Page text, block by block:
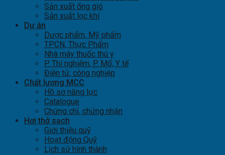
Sản xuất ống gió
Sản xuất lọc khí
Dự án
Dược phẩm, Mỹ phẩm
TPCN, Thực Phẩm
Nhà máy thuốc thú y
P. Thí nghiệm, P. Mổ, Y tế
Điện tử, công nghiệp
Chất lượng MCC
Hồ sơ năng lực
Catalogue
Chứng chỉ, chứng nhận
Hơi thở sạch
Giới thiệu quỹ
Hoạt động Quỹ
Lịch sử hình thành